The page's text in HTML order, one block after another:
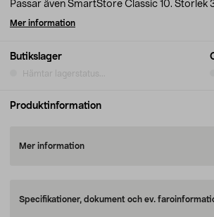
Butikslager
Hämtar lagerstatus...
Passar även SmartStore Classic 10. Storlek
Mer information
Produktinformation
Mer information
Specifikationer, dokument och ev.